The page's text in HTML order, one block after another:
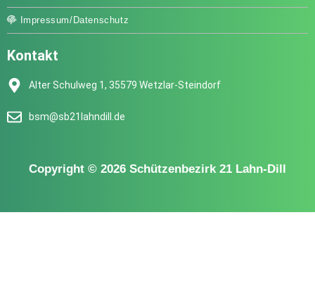
Impressum/Datenschutz
Kontakt
Alter Schulweg 1, 35579 Wetzlar-Steindorf
bsm@sb21lahndill.de
Copyright © 2026 Schützenbezirk 21 Lahn-Dill